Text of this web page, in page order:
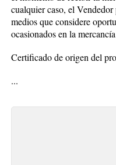
cualquier caso, el
medios que considere
ocasionados en la
Certificado de origen del
...